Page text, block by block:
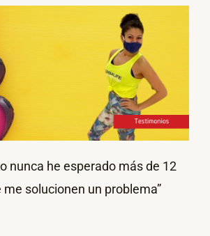
nunca he esperado más de 12
me solucionen un problema”